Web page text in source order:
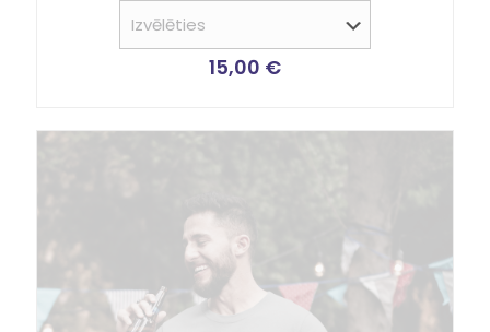
15,00 €